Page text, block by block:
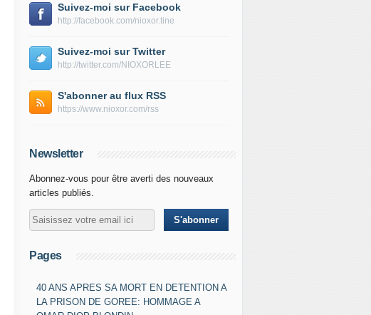
Suivez-moi sur Facebook
http://facebook.com/nioxor.tine
Suivez-moi sur Twitter
http://twitter.com/NIOXORLEE
S'abonner au flux RSS
https://www.nioxor.com/rss
Newsletter
Abonnez-vous pour être averti des nouveaux
articles publiés.
Pages
40 ANS APRES SA MORT EN DETENTION A
LA PRISON DE GOREE: HOMMAGE A